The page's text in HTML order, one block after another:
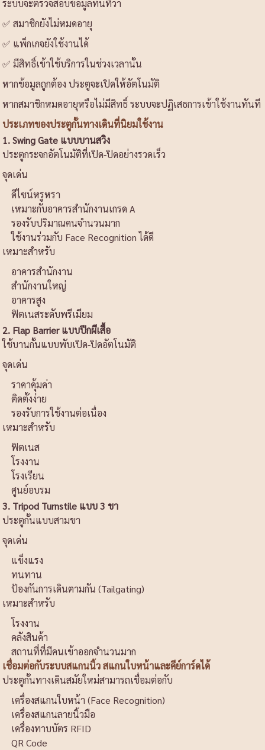
ระบบจะตรวจสอบข้อมูลทันทีว่า
✅ สมาชิกยังไม่หมดอายุ
✅ แพ็กเกจยังใช้งานได้
✅ มีสิทธิ์เข้าใช้บริการในช่วงเวลานั้น
หากข้อมูลถูกต้อง ประตูจะเปิดให้อัตโนมัติ
หากสมาชิกหมดอายุหรือไม่มีสิทธิ์ ระบบจะปฏิเสธการเข้าใช้งานทันที
ประเภทของประตูกั้นทางเดินที่นิยมใช้งาน
1. Swing Gate แบบบานสวิง
ประตูกระจกอัตโนมัติที่เปิด-ปิดอย่างรวดเร็ว
จุดเด่น
ดีไซน์หรูหรา
เหมาะกับอาคารสำนักงานเกรด A
รองรับปริมาณคนจำนวนมาก
ใช้งานร่วมกับ Face Recognition ได้ดี
เหมาะสำหรับ
อาคารสำนักงาน
สำนักงานใหญ่
อาคารสูง
ฟิตเนสระดับพรีเมียม
2. Flap Barrier แบบปีกผีเสื้อ
ใช้บานกั้นแบบพับเปิด-ปิดอัตโนมัติ
จุดเด่น
ราคาคุ้มค่า
ติดตั้งง่าย
รองรับการใช้งานต่อเนื่อง
เหมาะสำหรับ
ฟิตเนส
โรงงาน
โรงเรียน
ศูนย์อบรม
3. Tripod Turnstile แบบ 3 ขา
ประตูกั้นแบบสามขา
จุดเด่น
แข็งแรง
ทนทาน
ป้องกันการเดินตามกัน (Tailgating)
เหมาะสำหรับ
โรงงาน
คลังสินค้า
สถานที่ที่มีคนเข้าออกจำนวนมาก
เชื่อมต่อกับระบบสแกนนิ้ว สแกนใบหน้าและคีย์การ์ดได้
ประตูกั้นทางเดินสมัยใหม่สามารถเชื่อมต่อกับ
เครื่องสแกนใบหน้า (Face Recognition)
เครื่องสแกนลายนิ้วมือ
เครื่องทาบบัตร RFID
QR Code